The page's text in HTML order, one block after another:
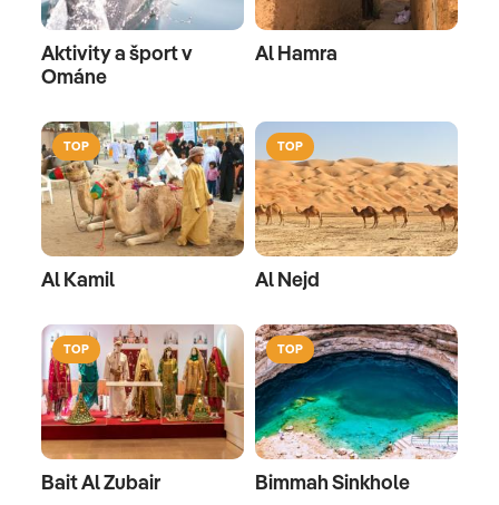
Aktivity a šport v
Ománe
Al Hamra
TOP
Al Kamil
TOP
Al Nejd
TOP
Bait Al Zubair
TOP
Bimmah Sinkhole